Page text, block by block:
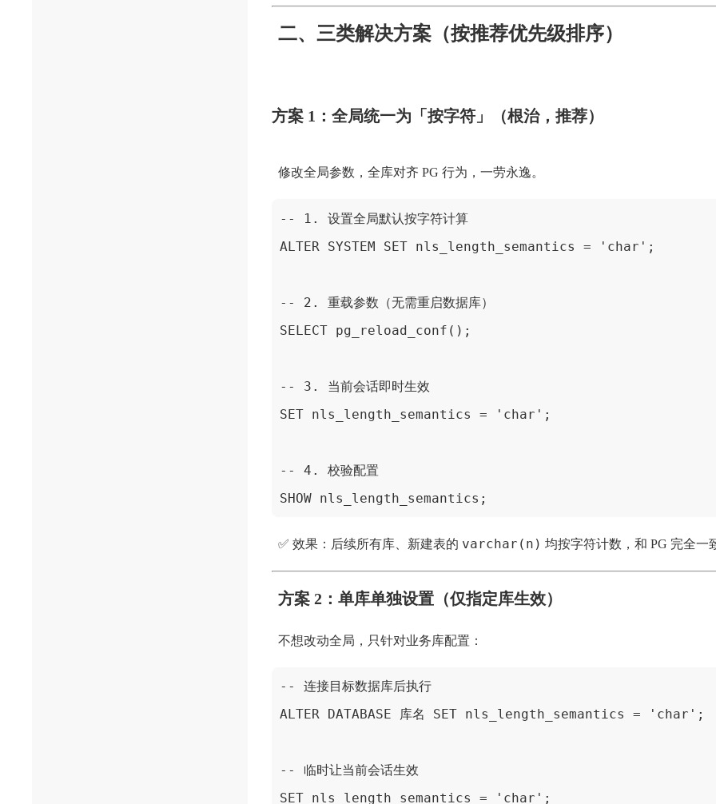
二、三类解决方案（按推荐优先级排序）
方案 1：全局统一为「按字符」（根治，推荐）
修改全局参数，全库对齐 PG 行为，一劳永逸。
-- 1. 设置全局默认按字符计算
ALTER SYSTEM SET nls_length_semantics = 'char';
-- 2. 重载参数（无需重启数据库）
SELECT pg_reload_conf();
-- 3. 当前会话即时生效
SET nls_length_semantics = 'char';
-- 4. 校验配置
SHOW nls_length_semantics;
✅ 效果：后续所有库、新建表的 varchar(n) 均按字符计数，和 PG 完全一
方案 2：单库单独设置（仅指定库生效）
不想改动全局，只针对业务库配置：
-- 连接目标数据库后执行
ALTER DATABASE 库名 SET nls_length_semantics = 'char';
-- 临时让当前会话生效
SET nls_length_semantics = 'char';